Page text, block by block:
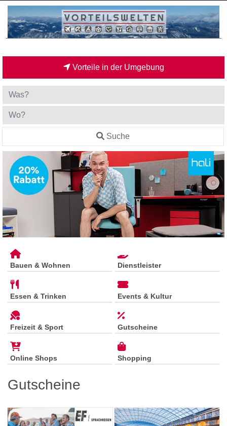
Vorteile in der Umgebung
Suche
Bauen & Wohnen Dienstleister
Essen & Trinken Events & Kultur
Freizeit & Sport Gutscheine
Online Shops Shopping
Gutscheine